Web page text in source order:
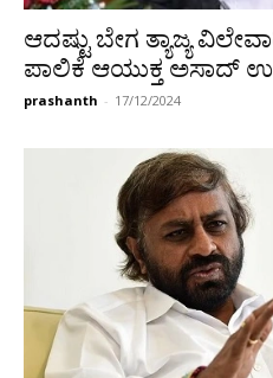
ಆದಷ್ಟು ಬೇಗ ತ್ಯಾಜ್ಯ
ಪಾಲಿಕೆ ಆಯುಕ್ತ ಅಸಾದ್
prashanth - 17/12/2024